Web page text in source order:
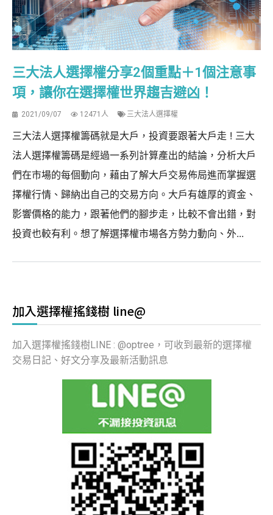
三大法人選擇權分享2個重點＋1個注意事
項，讓你在選擇權世界趨吉避凶！
2021/09/07 12471人 三大法人選擇權
三大法人選擇權籌碼就是大戶，投資要跟著大戶走 ! 三大
法人選擇權籌碼是經過一系列計算產出的結論，分析大戶
們在市場的每個動向，藉由了解大戶交易佈局進而掌握選
擇權行情、歸納出自己的交易方向。大戶有雄厚的資金、
影響價格的能力，跟著他們的腳步走，比較不會出錯，對
投資也較有利。想了解選擇權市場各方勢力動向、外...
加入選擇權搖錢樹 line@
加入選擇權搖錢樹LINE : @optree，可收到最新的選擇權
交易日記、好文分享及最新活動訊息